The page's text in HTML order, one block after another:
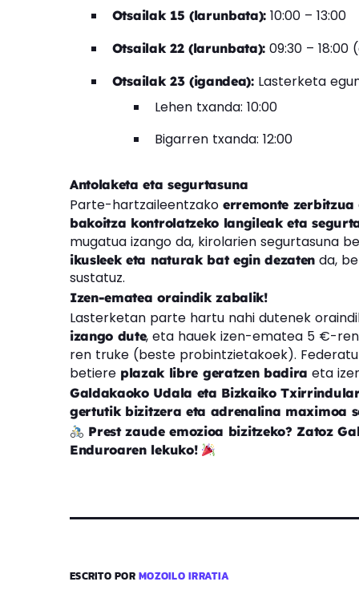
Otsailak 15 (larunbata): 10:00 – 13:00
Otsailak 22 (larunbata): 09:30 –
Otsailak 23 (igandea):Lasterketa
Lehen txanda: 10:00
Bigarren txanda: 12:00
Antolaketa eta segurtasuna
Parte-hartzaileentzako erremonte zerbitzua
bakoitza kontrolatzeko langileak eta
mugatua izango da, kirolarien segurtasuna
ikusleek eta naturak bat egin dezaten da,
sustatuz.
Izen-ematea oraindik zabalik!
Lasterketan parte hartu nahi dutenek
izango dute, eta hauek izen-ematea 5 €-
ren truke (beste probintzietakoek).
betiere plazak libre geratzen badira eta
Galdakaoko Udala eta Bizkaiko
gertutik bizitzera eta adrenalina maximoa
Prest zaude emozioa bizitzeko? Zatoz
Enduroaren lekuko!
ESCRITO PORMOZOILO IRRATIA